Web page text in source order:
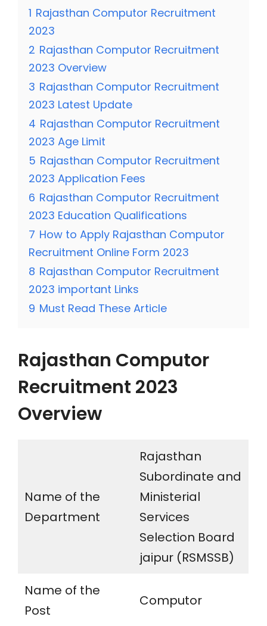
1 Rajasthan Computor Recruitment
2023
2 Rajasthan Computor Recruitment
2023 Overview
3 Rajasthan Computor Recruitment
2023 Latest Update
4 Rajasthan Computor Recruitment
2023 Age Limit
5 Rajasthan Computor Recruitment
2023 Application Fees
6 Rajasthan Computor Recruitment
2023 Education Qualifications
7 How to Apply Rajasthan Computor
Recruitment Online Form 2023
8 Rajasthan Computor Recruitment
2023 important Links
9 Must Read These Article
Rajasthan Computor
Recruitment 2023
Overview
Name of the
Department
Rajasthan
Subordinate and
Ministerial
Services
Selection Board
jaipur (RSMSSB)
Name of the
Post
Computor